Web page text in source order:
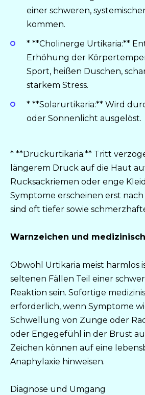
einer schweren,
kommen.
* **Cholinerge Urtikaria:**
Erhöhung der
Sport, heißen Duschen,
starkem Stress.
* **Solarurtikaria:** Wird
oder Sonnenlicht ausgelöst.
* **Druckurtikaria:** Tritt
längerem Druck auf die Haut
Rucksackriemen oder enge
Symptome erscheinen erst
sind oft tiefer sowie
Warnzeichen und
Obwohl Urtikaria meist harmlos
seltenen Fällen Teil einer
Reaktion sein. Sofortige
erforderlich, wenn Symptome
Schwellung von Zunge oder
oder Engegefühl in der Brust
Zeichen können auf eine
Anaphylaxie hinweisen.
Diagnose und Umgang